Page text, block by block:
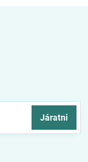
Járatni